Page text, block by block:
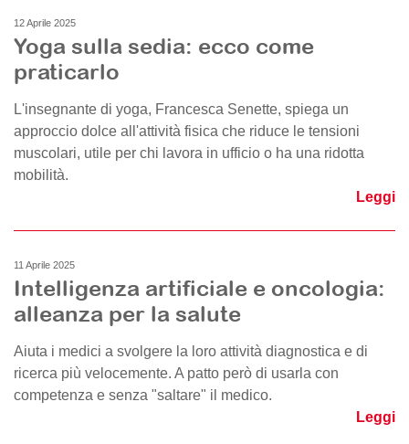
12 Aprile 2025
Yoga sulla sedia: ecco come
praticarlo
L'insegnante di yoga, Francesca Senette, spiega un
approccio dolce all'attività fisica che riduce le tensioni
muscolari, utile per chi lavora in ufficio o ha una ridotta
mobilità.
Leggi
11 Aprile 2025
Intelligenza artificiale e oncologia:
alleanza per la salute
Aiuta i medici a svolgere la loro attività diagnostica e di
ricerca più velocemente. A patto però di usarla con
competenza e senza "saltare" il medico.
Leggi